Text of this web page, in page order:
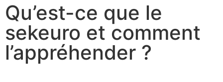
Qu’est-ce que le
sekeuro et comment
l’appréhender ?